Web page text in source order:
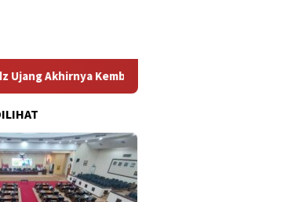
Melihat Motor Kesayangannya